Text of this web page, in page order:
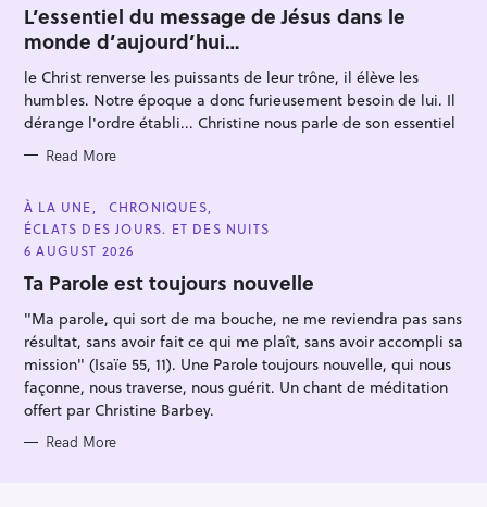
T
E
G
O
R
I
E
S
L’essentiel du message de Jésus dans le
monde d’aujourd’hui…
le Christ renverse les puissants de leur trône, il élève les
humbles. Notre époque a donc furieusement besoin de lui. Il
dérange l'ordre établi... Christine nous parle de son essentiel
Read More
C
A
T
E
O
R
E
À LA UNE
CHRONIQUES
ÉCLATS DES JOURS. ET DES NUITS
6 AUGUST 2026
Ta Parole est toujours nouvelle
"Ma parole, qui sort de ma bouche, ne me reviendra pas sans
résultat, sans avoir fait ce qui me plaît, sans avoir accompli sa
mission" (Isaïe 55, 11). Une Parole toujours nouvelle, qui nous
façonne, nous traverse, nous guérit. Un chant de méditation
offert par Christine Barbey.
Read More
e
a
h
f
o
r